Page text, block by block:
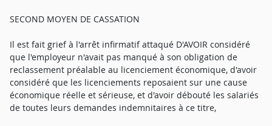
SECOND MOYEN DE CASSATION
Il est fait grief à l'arrêt infirmatif attaqué D'AVOIR considéré
que l'employeur n'avait pas manqué à son obligation de
reclassement préalable au licenciement économique, d'avoir
considéré que les licenciements reposaient sur une cause
économique réelle et sérieuse, et d'avoir débouté les salariés
de toutes leurs demandes indemnitaires à ce titre,